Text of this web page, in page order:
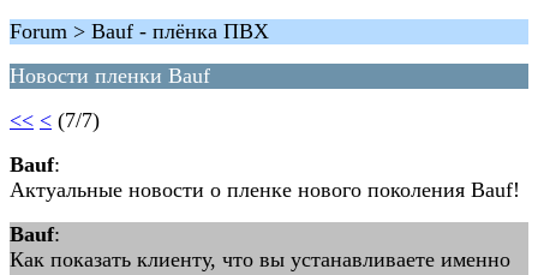
Forum > Bauf - плёнка ПВХ
Новости пленки Bauf
<< < (7/7)
Bauf:
Актуальные новости о пленке нового поколения Bauf!
Bauf:
Как показать клиенту, что вы устанавливаете именно